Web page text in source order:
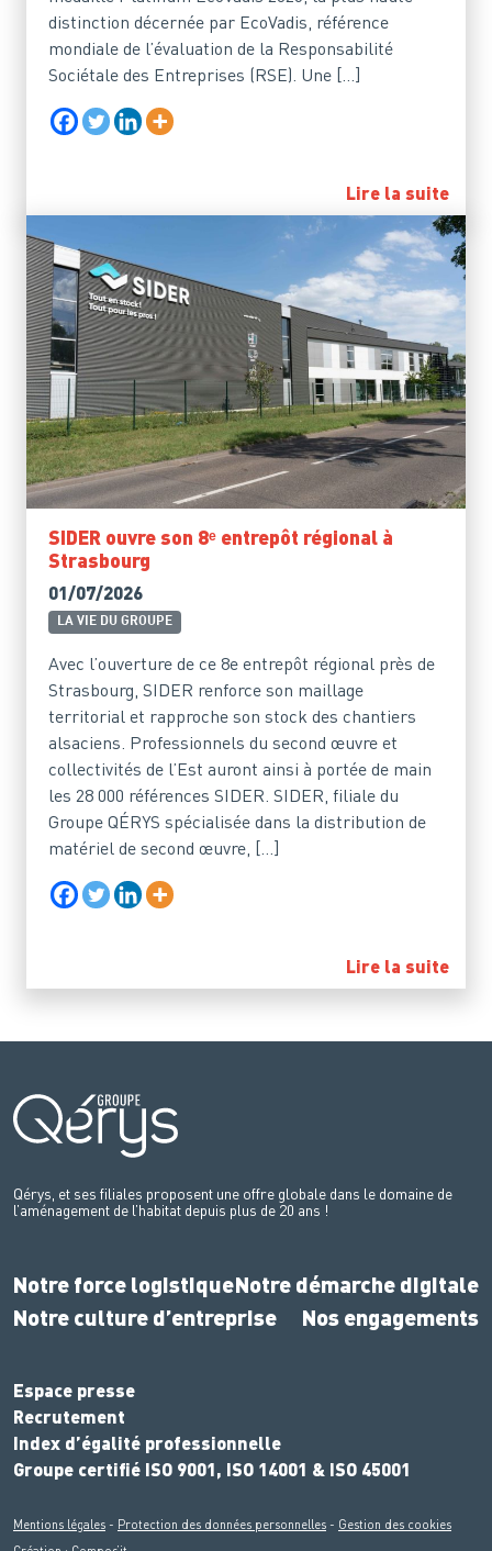
distinction décernée par EcoVadis, référence
mondiale de l’évaluation de la Responsabilité
Sociétale des Entreprises (RSE). Une […]
Lire la suite
SIDER ouvre son 8ᵉ entrepôt régional à
Strasbourg
01/07/2026
LA VIE DU GROUPE
Avec l’ouverture de ce 8e entrepôt régional près de
Strasbourg, SIDER renforce son maillage
territorial et rapproche son stock des chantiers
alsaciens. Professionnels du second œuvre et
collectivités de l’Est auront ainsi à portée de main
les 28 000 références SIDER. SIDER, filiale du
Groupe QÉRYS spécialisée dans la distribution de
matériel de second œuvre, […]
Lire la suite
Qérys, et ses filiales proposent une offre globale dans le domaine de
l’aménagement de l’habitat depuis plus de 20 ans !
Notre force logistiqueNotre démarche digitale
Notre culture d’entreprise
Nos engagements
Espace presse
Recrutement
Index d’égalité professionnelle
Groupe certifié ISO 9001, ISO 14001 & ISO 45001
Mentions légales - Protection des données personnelles - Gestion des cookies